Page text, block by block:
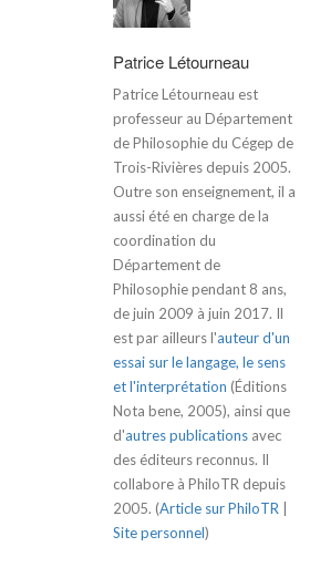
Patrice Létourneau
Patrice Létourneau est
professeur au Département
de Philosophie du Cégep de
Trois-Rivières depuis 2005.
Outre son enseignement, il a
aussi été en charge de la
coordination du
Département de
Philosophie pendant 8 ans,
de juin 2009 à juin 2017. Il
est par ailleurs l'auteur d'un
essai sur le langage, le sens
et l'interprétation (Éditions
Nota bene, 2005), ainsi que
d'autres publications avec
des éditeurs reconnus. Il
collabore à PhiloTR depuis
2005. (Article sur PhiloTR
Site personnel)